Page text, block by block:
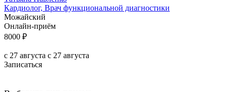
Кардиолог, Врач функциональной диагностики
Можайский
Онлайн-приём
8000 ₽
c 27 августа c 27 августа
Записаться